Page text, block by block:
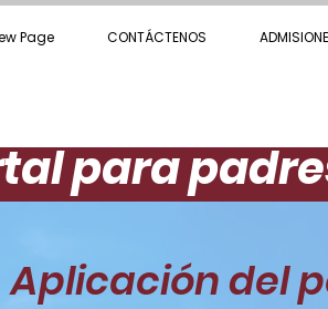
Page CONTÁCTENOS
para
Aplicación del